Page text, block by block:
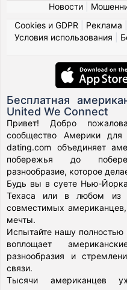
Новости|
Cookies и GDPR
Реклама
Условия использования
Бесплатная
United We Connect
Привет! Добро
сообщество Америки для
dating.com объединяет
побережья до
разнообразие, которое
Будь вы в суете Нью-
Техаса или в любом из
совместимых
мечты.
Испытайте нашу полностью
воплощает
разнообразия и
связи.
Тысячи американцев